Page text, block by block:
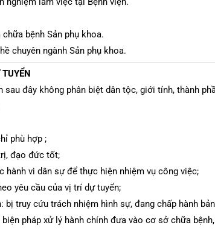
bệnh Sản phụ khoa.
chuyên ngành Sản phụ khoa.
đây không phân biệt dân tộc, giới tính, thành
phù hợp ;
đạo đức tốt;
hành vi dân sự để thực hiện nhiệm vụ công việc;
yêu cầu của vị trí dự tuyển;
bị truy cứu trách nhiệm hình sự, đang chấp hành
biện pháp xử lý hành chính đưavào cơ sởchữa